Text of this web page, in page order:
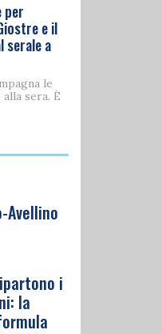
per
e il
serale a
le
sera. È
Avellino
i
la